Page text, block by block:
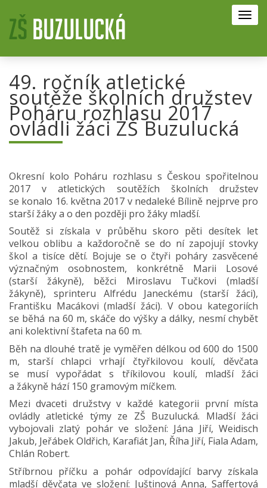
49. ročník atletické
soutěže školních družstev
Poháru rozhlasu 2017
ovládli žáci ZŠ Buzulucká
Okresní kolo Poháru rozhlasu s Českou spořitelnou
2017 v atletických soutěžích školních družstev
se konalo 16. května 2017 v nedaleké Bílině nejprve pro
starší žáky a o den později pro žáky mladší.
Soutěž si získala v průběhu skoro pěti desítek let
velkou oblibu a každoročně se do ní zapojují stovky
škol a tisíce dětí. Bojuje se o čtyři poháry zasvěcené
význačným osobnostem, konkrétně Marii Losové
(starší žákyně), běžci Miroslavu Tučkovi (mladší
žákyně), sprinteru Alfrédu Janeckému (starší žáci),
Františku Macákovi (mladší žáci). V obou kategoriích
se běhá na 60 m, skáče do výšky a dálky, nesmí chybět
ani kolektivní štafeta na 60 m.
Běh na dlouhé tratě je vyměřen délkou od 600 do 1500
m, starší chlapci vrhají čtyřkilovou koulí, děvčata
se musí vypořádat s tříkilovou koulí, mladší žáci
a žákyně hází 150 gramovým míčkem.
Mezi dvaceti družstvy v každé kategorii první místa
ovládly atletické týmy ze ZŠ Buzulucká. Mladší žáci
vybojovali zlatý pohár ve složení: Jána Jiří, Weidisch
Jakub, Jeřábek Oldřich, Karafiát Jan, Říha Jiří, Fiala Adam,
Chlán Robert.
Stříbrnou příčku a pohár odpovídající barvy získala
mladší děvčata ve složení: Juštinová Anna, Saffertová